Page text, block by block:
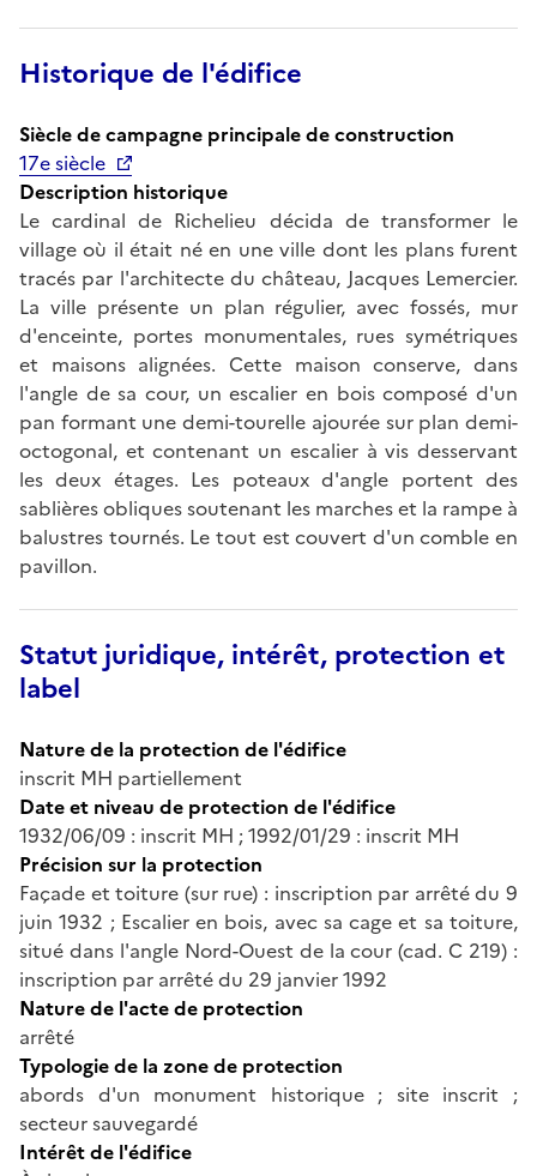
Historique de l'édifice
Siècle de campagne principale de construction
17e siècle
Description historique
Le cardinal de Richelieu décida de transformer le
village où il était né en une ville dont les plans furent
tracés par l'architecte du château, Jacques Lemercier.
La ville présente un plan régulier, avec fossés, mur
d'enceinte, portes monumentales, rues symétriques
et maisons alignées. Cette maison conserve, dans
l'angle de sa cour, un escalier en bois composé d'un
pan formant une demi-tourelle ajourée sur plan demi-
octogonal, et contenant un escalier à vis desservant
les deux étages. Les poteaux d'angle portent des
sablières obliques soutenant les marches et la rampe à
balustres tournés. Le tout est couvert d'un comble en
pavillon.
Statut juridique, intérêt, protection et
label
Nature de la protection de l'édifice
inscrit MH partiellement
Date et niveau de protection de l'édifice
1932/06/09 : inscrit MH ; 1992/01/29 : inscrit MH
Précision sur la protection
Façade et toiture (sur rue) : inscription par arrêté du 9
juin 1932 ; Escalier en bois, avec sa cage et sa toiture,
situé dans l'angle Nord-Ouest de la cour (cad. C 219) :
inscription par arrêté du 29 janvier 1992
Nature de l'acte de protection
arrêté
Typologie de la zone de protection
abords d'un monument historique ; site inscrit ;
secteur sauvegardé
Intérêt de l'édifice